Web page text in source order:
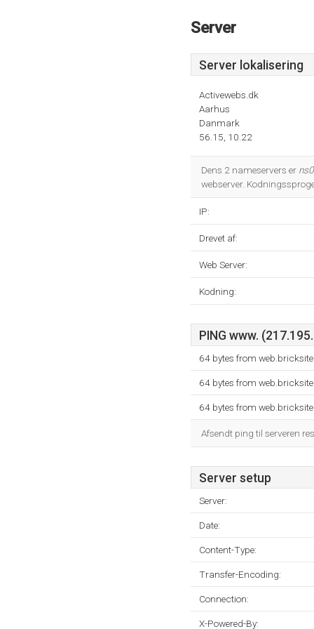
Server
Server lokalisering
Activewebs.dk
Aarhus
Danmark
56.15, 10.22
Dens 2 nameservers er
webserver.
IP:
Drevet af:
Web Server:
Kodning:
PING www.
64 bytes from
64 bytes from
64 bytes from
Afsendt ping til serveren
Server setup
Server:
Date:
Content-Type:
Transfer-Encoding:
Connection:
X-Powered-By: